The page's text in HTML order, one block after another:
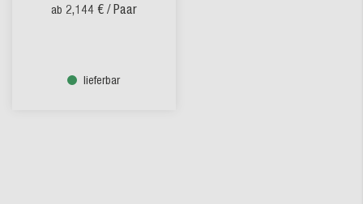
ab 2,144 € / Paar
lieferbar